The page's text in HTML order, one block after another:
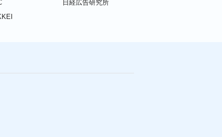
日経広告研究所